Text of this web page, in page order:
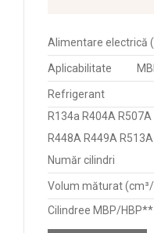
Alimentare electrică
Aplicabilitate
Refrigerant
R134a R404A
R448A R449A R513A
Număr cilindri
Volum măturat
Cilindree MBP/